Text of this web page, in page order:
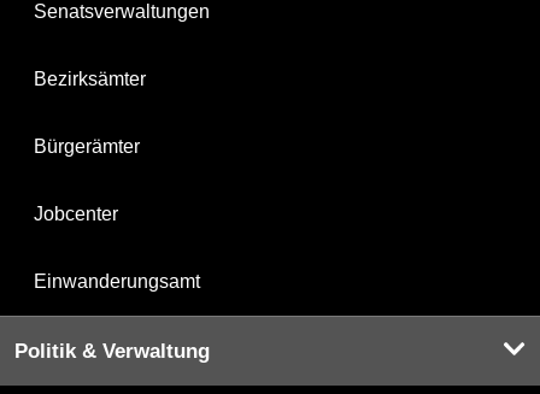
Senatsverwaltungen
Bezirksämter
Bürgerämter
Jobcenter
Einwanderungsamt
Politik & Verwaltung